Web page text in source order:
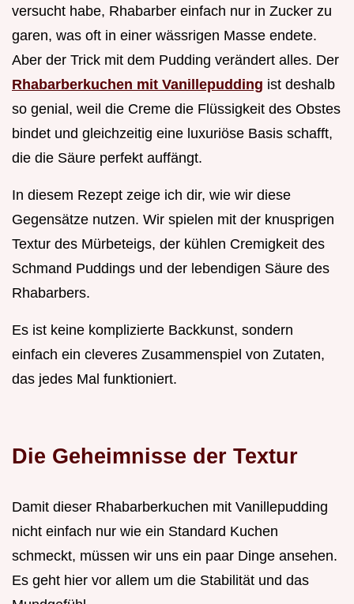
versucht habe, Rhabarber einfach nur in Zucker zu
garen, was oft in einer wässrigen Masse endete.
Aber der Trick mit dem Pudding verändert alles. Der
Rhabarberkuchen mit Vanillepudding ist deshalb
so genial, weil die Creme die Flüssigkeit des Obstes
bindet und gleichzeitig eine luxuriöse Basis schafft,
die die Säure perfekt auffängt.
In diesem Rezept zeige ich dir, wie wir diese
Gegensätze nutzen. Wir spielen mit der knusprigen
Textur des Mürbeteigs, der kühlen Cremigkeit des
Schmand Puddings und der lebendigen Säure des
Rhabarbers.
Es ist keine komplizierte Backkunst, sondern
einfach ein cleveres Zusammenspiel von Zutaten,
das jedes Mal funktioniert.
Die Geheimnisse der Textur
Damit dieser Rhabarberkuchen mit Vanillepudding
nicht einfach nur wie ein Standard Kuchen
schmeckt, müssen wir uns ein paar Dinge ansehen.
Es geht hier vor allem um die Stabilität und das